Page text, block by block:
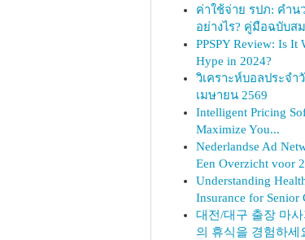
ค่าใช้จ่าย รปภ: คำ
อย่างไร? คู่มือฉบับส
PPSPY Review: Is It
Hype in 2024?
วิเคราะห์บอลประจำ
เมษายน 2569
Intelligent Pricing
Maximize You...
Nederlandse Ad
Een Overzicht voor
Understanding
Insurance for Senior
대전/대구 출장 마사
의 휴식을 경험하세